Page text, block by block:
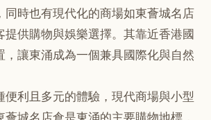
同時也有現代化的商場如東薈城名店
提供購物與娛樂選擇。其靠近香港國
，讓東涌成為一個兼具國際化與自然
便利且多元的體驗，現代商場與小型
城名店倉是東涌的主要購物地標，